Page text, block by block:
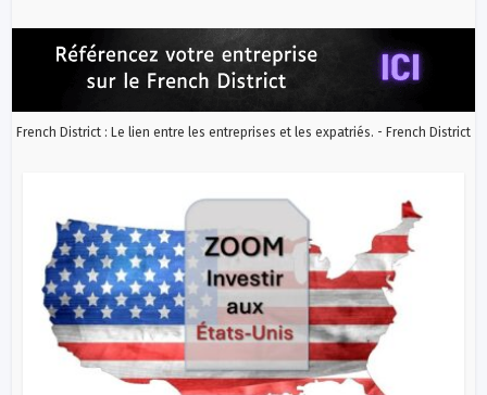
French District : Le lien entre les entreprises et les expatriés. - French District